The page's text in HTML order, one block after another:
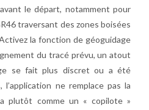
le départ, notamment pour
traversant des zones boisées
la fonction de géoguidage
du tracé prévu, un atout
se fait plus discret ou a été
ne remplace pas la
plutôt comme un « copilote »